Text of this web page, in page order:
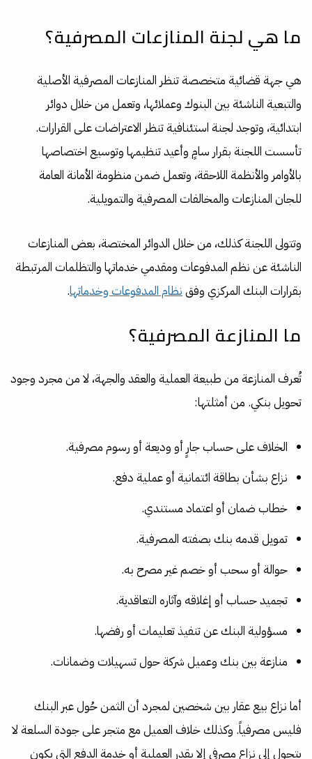
ما هي لجنة المنازعات المصرفية؟
هي جهة قضائية متخصصة تنظر المنازعات المصرفية الأصلية
والتبعية الناشئة بين البنوك وعملائها، وتعمل من خلال دوائر
ابتدائية، وتوجد لجنة استئنافية تنظر الاعتراضات على القرارات.
تأسست اللجنة بقرار سامٍ وأعيد تنظيمها وتوسيع اختصاصها
بالأوامر والأنظمة اللاحقة، وتعمل ضمن منظومة الأمانة العامة
للجان المنازعات والمخالفات المصرفية والتمويلية.
وتتولى اللجنة كذلك، من خلال الدوائر المختصة، بعض المنازعات
الناشئة عن نظم المدفوعات ومقدمي خدماتها والتظلمات المرتبطة
بقرارات البنك المركزي وفق نظام المدفوعات وخدماتها.
ما المنازعة المصرفية؟
تُعرف المنازعة من طبيعة العملية والعقد والجهة، لا من مجرد وجود
تحويل بنكي. من أمثلتها:
الخلاف على حساب جارٍ أو وديعة أو رسوم مصرفية.
نزاع بشأن بطاقة ائتمانية أو عملية دفع.
خطاب ضمان أو اعتماد مستندي.
تمويل قدمه بنك بصفته المصرفية.
حوالة أو سحب أو خصم غير مصرح به.
تجميد حساب أو إغلاقه وآثاره التعاقدية.
مسؤولية البنك عن تنفيذ تعليمات أو رفضها.
منازعة بين بنك وعميل شركة حول تسهيلات وضمانات.
أما نزاع بيع عقار بين شخصين لمجرد أن الثمن حُول عبر البنك
فليس مصرفياً. وكذلك خلاف العميل مع متجر على جودة السلعة لا
يتحول إلى نزاع مصرفي إلا بقدر العملية أو خدمة الدفع التي يكون